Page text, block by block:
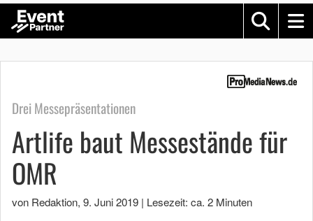
Drei Messepräsentationen
Artlife baut Messestände für
OMR
von Redaktion, 9. Juni 2019 | Lesezeit: ca. 2 Minuten